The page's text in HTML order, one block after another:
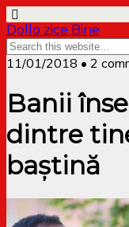
Dollo zice Bine
11/01/2018 • 2
Banii
dintre
baștină